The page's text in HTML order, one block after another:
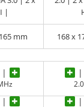
|
mm 168 x